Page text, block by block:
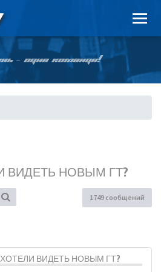
– ОДНА КОМАНДА!
ВИДЕТЬ НОВЫМ ГТ?
1749 сообщений
ХОТЕЛИ ВИДЕТЬ НОВЫМ ГТ?